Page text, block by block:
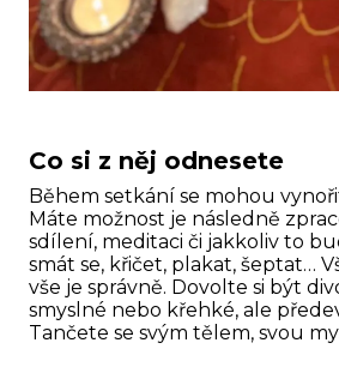
Co si z něj odnesete
Během setkání se mohou
Máte možnost je následně
sdílení, meditaci či jakkoliv to
smát se, křičet, plakat, šeptat…
vše je správně. Dovolte si být
smyslné nebo křehké, ale
Tančete se svým tělem, svou